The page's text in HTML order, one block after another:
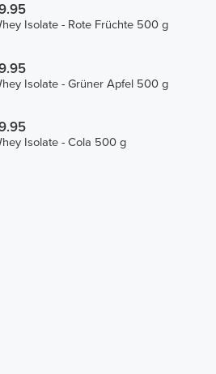
Isolate - Rote Früchte 500 g
Isolate - Grüner Apfel 500 g
Isolate - Cola 500 g